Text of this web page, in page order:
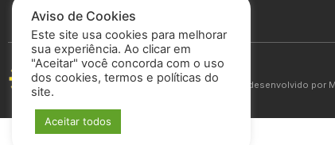
São José Esporte Clube
© 2025 Todos os direitos reservados. Site desenvolvido por
Aviso de Cookies
Este site usa cookies para melhorar
sua experiência. Ao clicar em
"Aceitar" você concorda com o uso
dos cookies, termos e políticas do
site.
Aceitar todos